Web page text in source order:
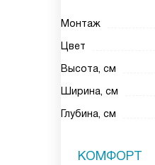
Монтаж
Цвет
Высота, см
Ширина, см
Глубина, см
КОМФОРТ